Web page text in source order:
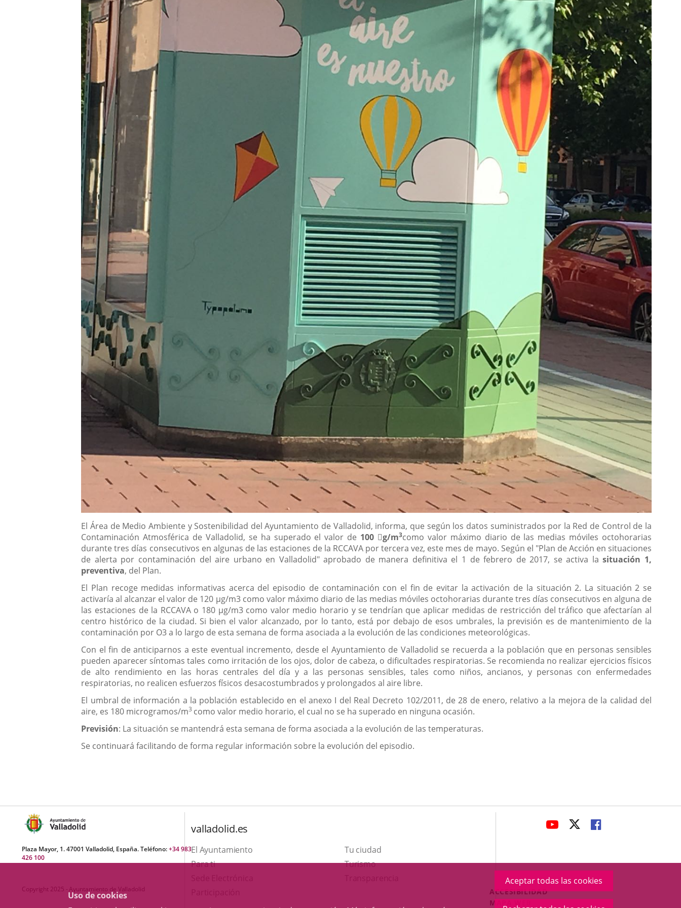
Uso de cookies
Aceptar todas las cookies
Descripción
El Área de Medio Ambiente y Sostenibilidad del Ayuntamiento de Valladolid, informa, que según los datos suministrados por la Red de Control de la
Contaminación Atmosférica de Valladolid, se ha superado el valor de 100 g/m3como valor máximo diario de las medias móviles octohorarias
durante tres días consecutivos en algunas de las estaciones de la RCCAVA por tercera vez, este mes de mayo. Según el "Plan de Acción en situaciones
de alerta por contaminación del aire urbano en Valladolid" aprobado de manera definitiva el 1 de febrero de 2017, se activa lasituación 1,
preventiva, del Plan.
El Plan recoge medidas informativas acerca del episodio de contaminación con el fin de evitar la activación de la situación 2. La situación 2 se
activaría al alcanzar el valor de 120 µg/m3 como valor máximo diario de las medias móviles octohorarias durante tres días consecutivos en alguna de
las estaciones de la RCCAVA o 180 µg/m3 como valor medio horario y se tendrían que aplicar medidas de restricción del tráfico que afectarían al
centro histórico de la ciudad. Si bien el valor alcanzado, por lo tanto, está por debajo de esos umbrales, la previsión es de mantenimiento de la
contaminación por O3 a lo largo de esta semana de forma asociada a la evolución de las condiciones meteorológicas.
Con el fin de anticiparnos a este eventual incremento, desde el Ayuntamiento de Valladolid se recuerda a la población que en personas sensibles
pueden aparecer síntomas tales como irritación de los ojos, dolor de cabeza, o dificultades respiratorias. Se recomienda no realizar ejercicios físicos
de alto rendimiento en las horas centrales del día y a las personas sensibles, tales como niños, ancianos, y personas con enfermedades
respiratorias, no realicen esfuerzos físicos desacostumbrados y prolongados al aire libre.
El umbral de información a la población establecido en el anexo I del Real Decreto 102/2011, de 28 de enero, relativo a la mejora de la calidad del
aire, es 180 microgramos/m3 como valor medio horario, el cual no se ha superado en ninguna ocasión.
Previsión: La situación se mantendrá esta semana de forma asociada a la evolución de las temperaturas.
Se continuará facilitando de forma regular información sobre la evolución del episodio.
Plaza Mayor, 1. 47001 Valladolid, España. Teléfono:+34 983
426 100
Copyright 2025 - Ayuntamiento de Valladolid
valladolid.es
El Ayuntamiento
Tu ciudad
Para ti
TurismoEste
ENLACE
APLICACIÓN
EXTERNA.
ENLACE
APLICACIÓN
EXTERNA.
ENLACE
APLICACIÓN
EXTERNA.
Menú
Legal
ACCESIBILIDAD
MAPA WEB